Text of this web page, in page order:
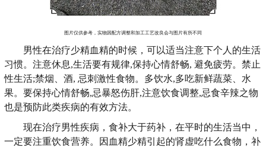
图片仅供参考，实物因配方调整和加工工艺改良会与图片有所不同
男性在治疗少精血精的时候，可以适当注意下个人的生活
习惯。注意休息,生活要有规律,保持心情舒畅, 避免疲劳。禁止
性生活;禁烟、酒, 忌刺激性食物。多饮水,多吃新鲜蔬菜、水
果。要保持心情舒畅,忌暴怒伤肝,注意饮食调整,忌食辛辣之物
也是预防此类疾病的有效方法。
现在治疗男性疾病，食补大于药补，在平时的生活当中，
一定要注重饮食营养。因血精少精引起的肾虚吃什么食物，补